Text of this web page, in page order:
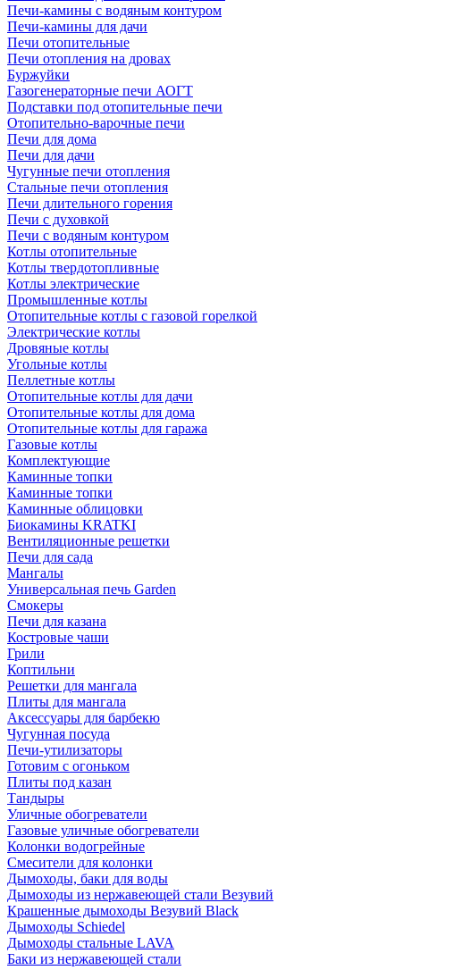
Печи-камины с водяным контуром
Печи-камины для дачи
Печи отопительные
Печи отопления на дровах
Буржуйки
Газогенераторные печи АОГТ
Подставки под отопительные печи
Отопительно-варочные печи
Печи для дома
Печи для дачи
Чугунные печи отопления
Стальные печи отопления
Печи длительного горения
Печи с духовкой
Печи с водяным контуром
Котлы отопительные
Котлы твердотопливные
Котлы электрические
Промышленные котлы
Отопительные котлы с газовой горелкой
Электрические котлы
Дровяные котлы
Угольные котлы
Пеллетные котлы
Отопительные котлы для дачи
Отопительные котлы для дома
Отопительные котлы для гаража
Газовые котлы
Комплектующие
Каминные топки
Каминные топки
Каминные облицовки
Биокамины KRATKI
Вентиляционные решетки
Печи для сада
Мангалы
Универсальная печь Garden
Смокеры
Печи для казана
Костровые чаши
Грили
Коптильни
Решетки для мангала
Плиты для мангала
Аксессуары для барбекю
Чугунная посуда
Печи-утилизаторы
Готовим с огоньком
Плиты под казан
Тандыры
Уличные обогреватели
Газовые уличные обогреватели
Колонки водогрейные
Смесители для колонки
Дымоходы, баки для воды
Дымоходы из нержавеющей стали Везувий
Крашенные дымоходы Везувий Black
Дымоходы Schiedel
Дымоходы стальные LAVA
Баки из нержавеющей стали